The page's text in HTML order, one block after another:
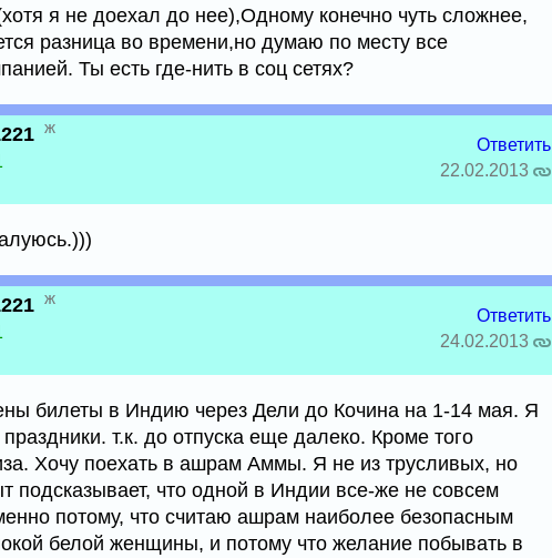
я не доехал до нее),Одному конечно чуть сложнее,
разница во времени,но думаю по месту все
Ты есть где-нить в соц сетях?
ж
Ответить
22.02.2013
ж
Ответить
24.02.2013
билеты в Индию через Дели до Кочина на 1-14 мая. Я
т.к. до отпуска еще далеко. Кроме того
Хочу поехать в ашрам Аммы. Я не из трусливых, но
подсказывает, что одной в Индии все-же не совсем
потому, что считаю ашрам наиболее безопасным
белой женщины, и потому что желание побывать в